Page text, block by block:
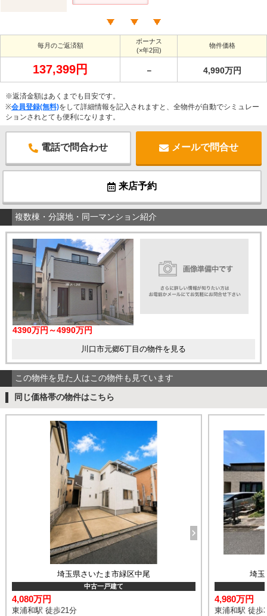
毎月のご返済額
ボーナス
(×年2回)
物件価格
137,399円 － 4,990万円
※返済金額はあくまでも目安です。
※会員登録(無料)をして詳細情報を記入されますと、全物件が自動でシミュレー
ションされとても便利になります。
電話で問合わせ メールで問合せ
来店予約
複数棟・分譲地・同一マンション紹介
4390万円～4990万円
川口市元郷6丁目の物件を見る
この物件を見た人はこの物件も見ています
同じ価格帯の物件はこちら
埼玉県さいたま市緑区中尾
中古一戸建て
4,080万円
東浦和駅 徒歩21分
埼玉
4,980万円
東浦和駅 徒歩